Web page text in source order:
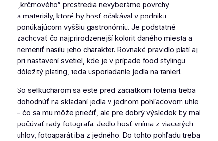
„krčmového“ prostredia nevyberáme povrchy
a materiály, ktoré by hosť očakával v podniku
ponúkajúcom vyššiu gastronómiu. Je podstatné
zachovať čo najprirodzenejší kolorit daného miesta a
nemeniť nasilu jeho charakter. Rovnaké pravidlo platí aj
pri nastavení svetiel, kde je v prípade food stylingu
dôležitý plating, teda usporiadanie jedla na tanieri.
So šéfkuchárom sa ešte pred začiatkom fotenia treba
dohodnúť na skladaní jedla v jednom pohľadovom uhle
– čo sa mu môže priečiť, ale pre dobrý výsledok by mal
počúvať rady fotografa. Jedlo hosť vníma z viacerých
uhlov, fotoaparát iba z jedného. Do tohto pohľadu treba